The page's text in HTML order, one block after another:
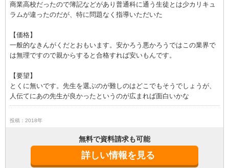
商業高校だったので簿記などがあり普通科に通う生徒とは少カリキュ
ラムが違ったのだが、特に問題なく指導いただいた
【価格】
一般的なきんがくだとおもいます。安かろう悪かろうではこの業界で
は無理ですので親からすると合格すれば安いもんです。
【要望】
とくに無いです。先生を選ぶのが難しのはどこでもそうでしょうが、
人伝てにあの先生が良かったというのが広まれば面白いかな
投稿：2018年
無料で資料請求も可能
詳しい情報を見る